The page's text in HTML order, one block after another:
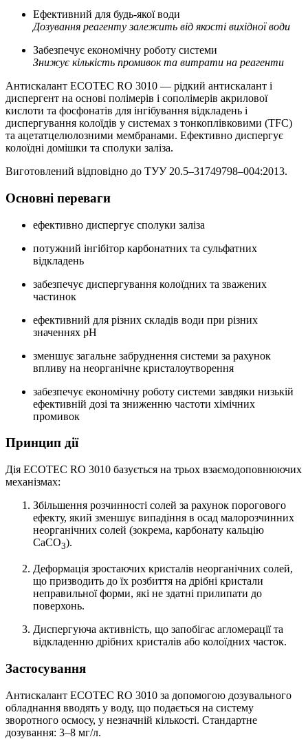
Ефективний для будь-якої води
Дозування реагенту залежить від якості вихідної води
Забезпечує економічну роботу системи
Знижує кількість промивок та витрати на реагенти
Антискалант ECOTEC RO 3010 — рідкий антискалант і
диспергент на основі полімерів і сополімерів акрилової
кислоти та фосфонатів для інгібування відкладень і
диспергування колоїдів у системах з тонкоплівковими (TFC)
та ацетатцелюлозними мембранами. Ефективно диспергує
колоїдні домішки та сполуки заліза.
Виготовлений відповідно до ТУУ 20.5–31749798–004:2013.
Основні переваги
ефективно диспергує сполуки заліза
потужний інгібітор карбонатних та сульфатних
відкладень
забезпечує диспергування колоїдних та зважених
частинок
ефективний для різних складів води при різних
значеннях pH
зменшує загальне забруднення системи за рахунок
впливу на неорганічне кристалоутворення
забезпечує економічну роботу системи завдяки низькій
ефективній дозі та зниженню частоти хімічних
промивок
Принцип дії
Дія ECOTEC RO 3010 базується на трьох взаємодоповнюючих
механізмах:
Збільшення розчинності солей за рахунок порогового
ефекту, який зменшує випадіння в осад малорозчинних
неорганічних солей (зокрема, карбонату кальцію
CaCO3).
Деформація зростаючих кристалів неорганічних солей,
що призводить до їх розбиття на дрібні кристали
неправильної форми, які не здатні прилипати до
поверхонь.
Диспергуюча активність, що запобігає агломерації та
відкладенню дрібних кристалів або колоїдних часток.
Застосування
Антискалант ECOTEC RO 3010 за допомогою дозувального
обладнання вводять у воду, що подається на систему
зворотного осмосу, у незначній кількості. Стандартне
дозування: 3–8 мг/л.